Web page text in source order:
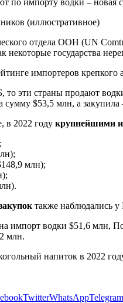
(иллюстративное)
отдела ООН (UN
некоторые государства
импортеров
эти страны продают
сумму $53,5 млн, а
в 2022 году крупнейшими
млн);
также наблюдались
импорт водки $51,6 млн,
млн.
напиток в 2022
TwitterWhatsAppTelegram